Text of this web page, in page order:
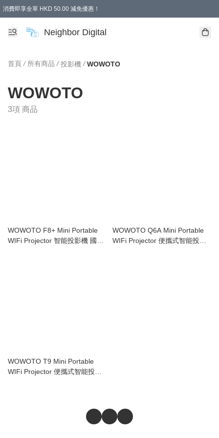
消費即享全單 HKD 50.00 減免優惠！
Neighbor Digital
首頁 / 所有商品 / 投影機 / WOWOTO
WOWOTO
3項 商品
WOWOTO F8+ Mini Portable
WIFi Projector 智能投影機 國際
WOWOTO Q6A Mini Portable
WIFi Projector 便攜式智能投影
WOWOTO T9 Mini Portable
WIFi Projector 便攜式智能投影